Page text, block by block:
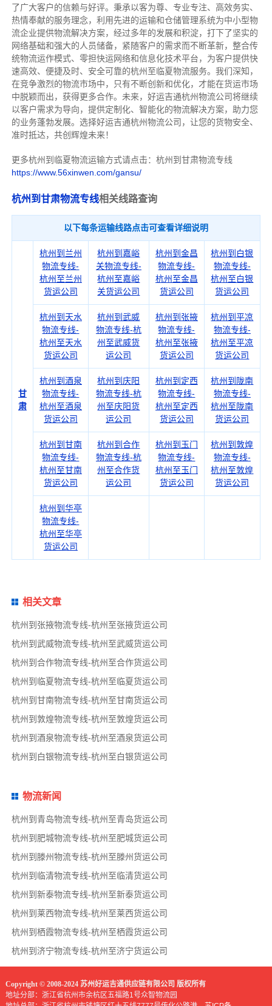
了广大客户的信赖与好评。 秉承以客为尊、专业专注、高效务实、
热情奉献的服务理念，利用先进的运输和仓储管理系统为中小型物
流企业提供物流解决方案，经过多年的发展和积淀，打下了坚实的
网络基础和强大的人员储备，紧随客户的需求而不断革新，整合传
统物流运作模式、零担快运网络和信息化技术平台，为客户提供快
速高效、便捷及时、安全可靠的杭州至临夏物流服务。 我们深知，
在竞争激烈的物流市场中，只有不断创新和优化，才能在货运市场
中脱颖而出，获得更多合作。 未来，好运吉通杭州物流公司将继续
以客户需求为导向，提供定制化、智能化的物流解决方案，助力您
的业务蓬勃发展。选择好运吉通杭州物流公司，让您的货物安全、
准时抵达，共创辉煌未来！
更多杭州到临夏物流运输方式请点击：杭州到甘肃物流专线
https://www.56xinwen.com/gansu/
杭州到甘肃物流专线相关线路查询
以下每条运输线路点击可查看详细说明
甘
肃
杭州到兰州
物流专线-
杭州至兰州
货运公司
杭州到嘉峪
关物流专线-
杭州至嘉峪
关货运公司
杭州到金昌
物流专线-
杭州至金昌
货运公司
杭州到白银
物流专线-
杭州至白银
货运公司
杭州到天水
物流专线-
杭州至天水
货运公司
杭州到武威
物流专线-杭
州至武威货
运公司
杭州到张掖
物流专线-
杭州至张掖
货运公司
杭州到平凉
物流专线-
杭州至平凉
货运公司
杭州到酒泉
物流专线-
杭州至酒泉
货运公司
杭州到庆阳
物流专线-杭
州至庆阳货
运公司
杭州到定西
物流专线-
杭州至定西
货运公司
杭州到陇南
物流专线-
杭州至陇南
货运公司
杭州到甘南
物流专线-
杭州至甘南
货运公司
杭州到合作
物流专线-杭
州至合作货
运公司
杭州到玉门
物流专线-
杭州至玉门
货运公司
杭州到敦煌
物流专线-
杭州至敦煌
货运公司
杭州到华亭
物流专线-
杭州至华亭
货运公司
相关文章
杭州到张掖物流专线-杭州至张掖货运公司
杭州到武威物流专线-杭州至武威货运公司
杭州到合作物流专线-杭州至合作货运公司
杭州到临夏物流专线-杭州至临夏货运公司
杭州到甘南物流专线-杭州至甘南货运公司
杭州到敦煌物流专线-杭州至敦煌货运公司
杭州到酒泉物流专线-杭州至酒泉货运公司
杭州到白银物流专线-杭州至白银货运公司
物流新闻
杭州到青岛物流专线-杭州至青岛货运公司
杭州到肥城物流专线-杭州至肥城货运公司
杭州到滕州物流专线-杭州至滕州货运公司
杭州到临清物流专线-杭州至临清货运公司
杭州到新泰物流专线-杭州至新泰货运公司
杭州到莱西物流专线-杭州至莱西货运公司
杭州到栖霞物流专线-杭州至栖霞货运公司
杭州到济宁物流专线-杭州至济宁货运公司
Copyright © 2008-2024 苏州好运吉通供应链有限公司 版权所有
地址分部：浙江省杭州市余杭区五福路1号众智物流园